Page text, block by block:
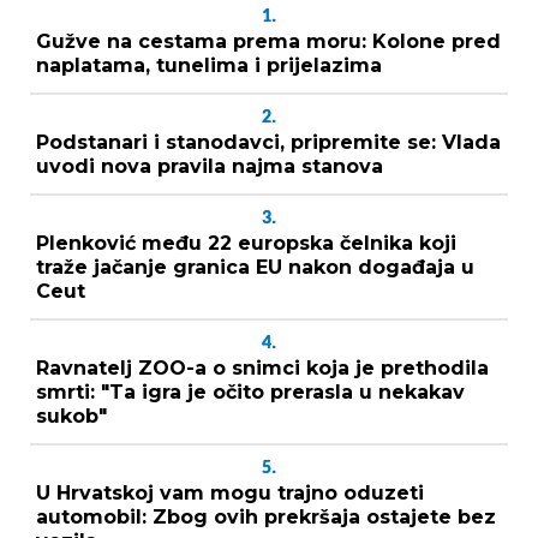
1.
Gužve na cestama prema moru: Kolone pred
naplatama, tunelima i prijelazima
2.
Podstanari i stanodavci, pripremite se: Vlada
uvodi nova pravila najma stanova
3.
Plenković među 22 europska čelnika koji
traže jačanje granica EU nakon događaja u
Ceut
4.
Ravnatelj ZOO-a o snimci koja je prethodila
smrti: "Ta igra je očito prerasla u nekakav
sukob"
5.
U Hrvatskoj vam mogu trajno oduzeti
automobil: Zbog ovih prekršaja ostajete bez